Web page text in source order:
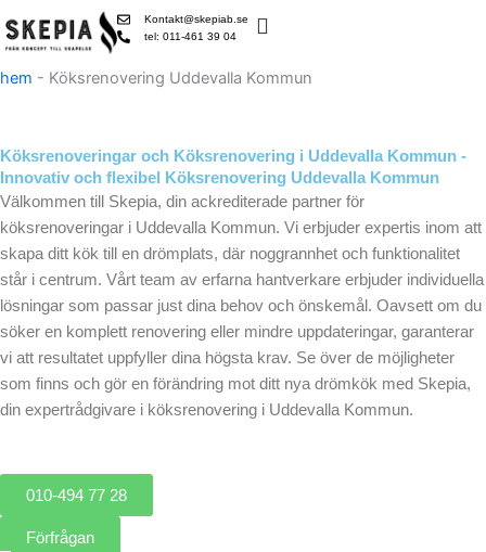
to
Kontakt@skepiab.se
tel: 011-461 39 04
hem - Köksrenovering Uddevalla Kommun
Köksrenoveringar och Köksrenovering i Uddevalla Kommun -
Innovativ och flexibel Köksrenovering Uddevalla Kommun
Välkommen till Skepia, din ackrediterade partner för
köksrenoveringar i Uddevalla Kommun. Vi erbjuder expertis inom att
skapa ditt kök till en drömplats, där noggrannhet och funktionalitet
står i centrum. Vårt team av erfarna hantverkare erbjuder individuella
lösningar som passar just dina behov och önskemål. Oavsett om du
söker en komplett renovering eller mindre uppdateringar, garanterar
vi att resultatet uppfyller dina högsta krav. Se över de möjligheter
som finns och gör en förändring mot ditt nya drömkök med Skepia,
din expertrådgivare i köksrenovering i Uddevalla Kommun.
010-494 77 28
Förfrågan